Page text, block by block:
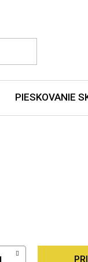
PIESKOVANIE